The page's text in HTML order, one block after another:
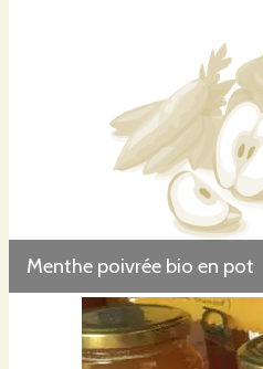
Menthe poivrée bio en pot